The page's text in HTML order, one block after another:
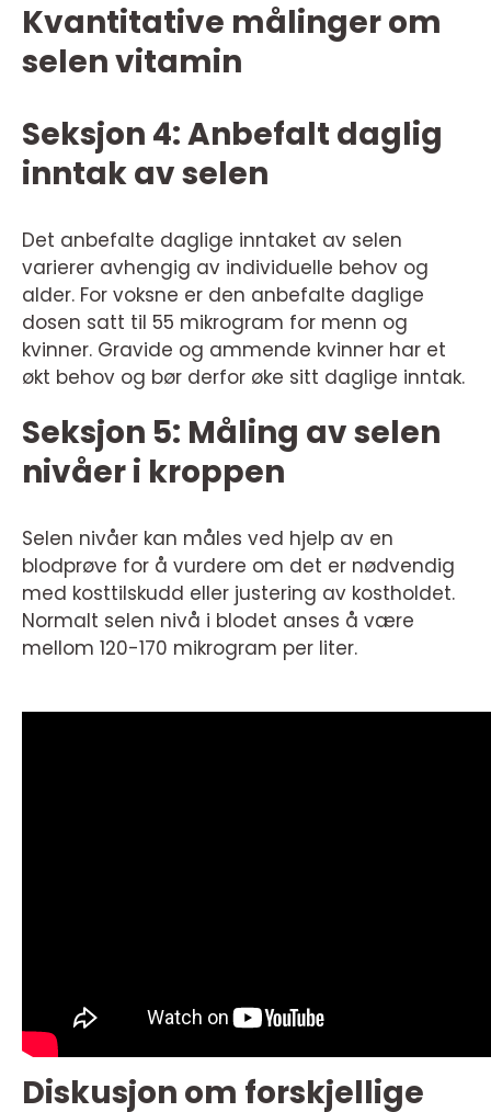
Kvantitative målinger om
selen vitamin
Seksjon 4: Anbefalt daglig
inntak av selen
Det anbefalte daglige inntaket av selen
varierer avhengig av individuelle behov og
alder. For voksne er den anbefalte daglige
dosen satt til 55 mikrogram for menn og
kvinner. Gravide og ammende kvinner har et
økt behov og bør derfor øke sitt daglige inntak.
Seksjon 5: Måling av selen
nivåer i kroppen
Selen nivåer kan måles ved hjelp av en
blodprøve for å vurdere om det er nødvendig
med kosttilskudd eller justering av kostholdet.
Normalt selen nivå i blodet anses å være
mellom 120-170 mikrogram per liter.
Diskusjon om forskjellige